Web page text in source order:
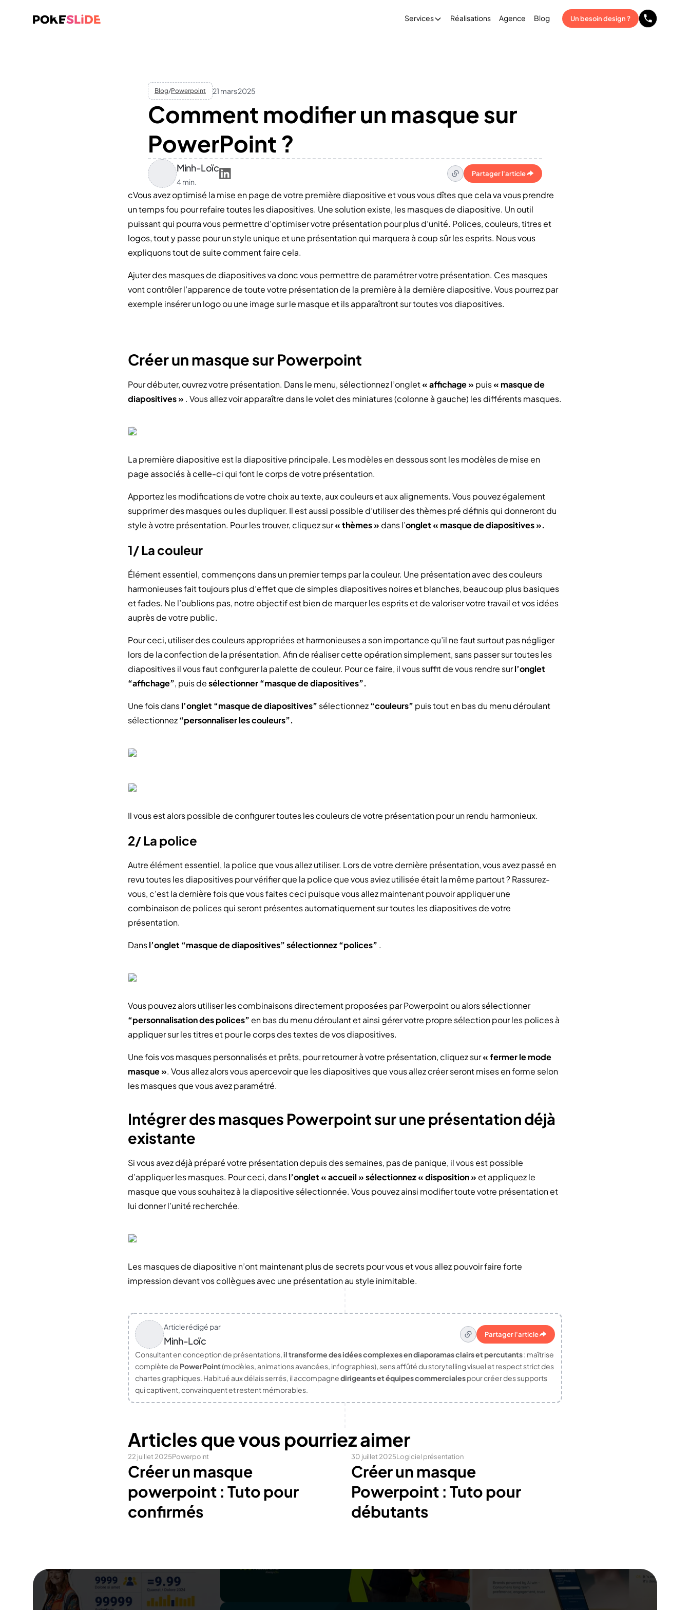
Services Réalisations Agence Blog Un besoin design ?
Blog/Powerpoint 21 mars 2025
Comment modifier un masque sur
PowerPoint ?
Minh-Loïc
4 min.
Partager l'article
cVous avez optimisé la mise en page de votre première diapositive et vous vous dîtes que cela va vous prendre
un temps fou pour refaire toutes les diapositives. Une solution existe, les masques de diapositive. Un outil
puissant qui pourra vous permettre d’optimiser votre présentation pour plus d’unité. Polices, couleurs, titres et
logos, tout y passe pour un style unique et une présentation qui marquera à coup sûr les esprits. Nous vous
expliquons tout de suite comment faire cela.
Ajuter des masques de diapositives va donc vous permettre de paramétrer votre présentation. Ces masques
vont contrôler l’apparence de toute votre présentation de la première à la dernière diapositive. Vous pourrez par
exemple insérer un logo ou une image sur le masque et ils apparaîtront sur toutes vos diapositives.
Créer un masque sur Powerpoint
Pour débuter, ouvrez votre présentation. Dans le menu, sélectionnez l’onglet« affichage » puis« masque de
diapositives » . Vous allez voir apparaître dans le volet des miniatures (colonne à gauche) les différents masques.
La première diapositive est la diapositive principale. Les modèles en dessous sont les modèles de mise en
page associés à celle-ci qui font le corps de votre présentation.
Apportez les modifications de votre choix au texte, aux couleurs et aux alignements. Vous pouvez également
supprimer des masques ou les dupliquer. Il est aussi possible d’utiliser des thèmes pré définis qui donneront du
style à votre présentation. Pour les trouver, cliquez sur« thèmes » dans l’onglet « masque de diapositives ».
1/ La couleur
Élément essentiel, commençons dans un premier temps par la couleur. Une présentation avec des couleurs
harmonieuses fait toujours plus d’effet que de simples diapositives noires et blanches, beaucoup plus basiques
et fades. Ne l’oublions pas, notre objectif est bien de marquer les esprits et de valoriser votre travail et vos idées
auprès de votre public.
Pour ceci, utiliser des couleurs appropriées et harmonieuses a son importance qu’il ne faut surtout pas négliger
lors de la confection de la présentation. Afin de réaliser cette opération simplement, sans passer sur toutes les
diapositives il vous faut configurer la palette de couleur. Pour ce faire, il vous suffit de vous rendre surl’onglet
“affichage”, puis desélectionner “masque de diapositives”.
Une fois dansl’onglet “masque de diapositives” sélectionnez“couleurs” puis tout en bas du menu déroulant
sélectionnez“personnaliser les couleurs”.
Il vous est alors possible de configurer toutes les couleurs de votre présentation pour un rendu harmonieux.
2/ La police
Autre élément essentiel, la police que vous allez utiliser. Lors de votre dernière présentation, vous avez passé en
revu toutes les diapositives pour vérifier que la police que vous aviez utilisée était la même partout ? Rassurez-
vous, c’est la dernière fois que vous faites ceci puisque vous allez maintenant pouvoir appliquer une
combinaison de polices qui seront présentes automatiquement sur toutes les diapositives de votre
présentation.
Dansl’onglet “masque de diapositives” sélectionnez “polices” .
Vous pouvez alors utiliser les combinaisons directement proposées par Powerpoint ou alors sélectionner
“personnalisation des polices”en bas du menu déroulant et ainsi gérer votre propre sélection pour les polices à
appliquer sur les titres et pour le corps des textes de vos diapositives.
Une fois vos masques personnalisés et prêts, pour retourner à votre présentation, cliquez sur« fermer le mode
masque ». Vous allez alors vous apercevoir que les diapositives que vous allez créer seront mises en forme selon
les masques que vous avez paramétré.
Intégrer des masques Powerpoint sur une présentation déjà
existante
Si vous avez déjà préparé votre présentation depuis des semaines, pas de panique, il vous est possible
d’appliquer les masques. Pour ceci, dansl’onglet « accueil » sélectionnez « disposition »et appliquez le
masque que vous souhaitez à la diapositive sélectionnée. Vous pouvez ainsi modifier toute votre présentation et
lui donner l’unité recherchée.
Les masques de diapositive n’ont maintenant plus de secrets pour vous et vous allez pouvoir faire forte
impression devant vos collègues avec une présentation au style inimitable.
Article rédigé par
Minh-Loïc
Partager l'article
Consultant en conception de présentations,il transforme des idées complexes en diaporamas clairs et percutants: maîtrise
complète de PowerPoint(modèles, animations avancées, infographies), sens affûté du storytelling visuel et respect strict des
chartes graphiques. Habitué aux délais serrés, il accompagnedirigeants et équipes commercialespour créer des supports
qui captivent, convainquent et restent mémorables.
Articles que vous pourriez aimer
22 juillet 2025Powerpoint
Créer un masque
powerpoint : Tuto pour
confirmés
30 juillet 2025Logiciel présentation
Créer un masque
Powerpoint : Tuto pour
débutants